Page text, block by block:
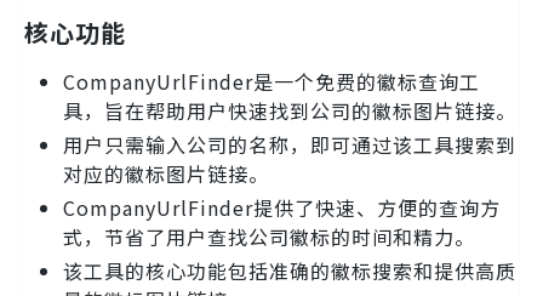
核心功能
CompanyUrlFinder是一个免费的徽标查询工
具，旨在帮助用户快速找到公司的徽标图片链接。
用户只需输入公司的名称，即可通过该工具搜索到
对应的徽标图片链接。
CompanyUrlFinder提供了快速、方便的查询方
式，节省了用户查找公司徽标的时间和精力。
该工具的核心功能包括准确的徽标搜索和提供高质